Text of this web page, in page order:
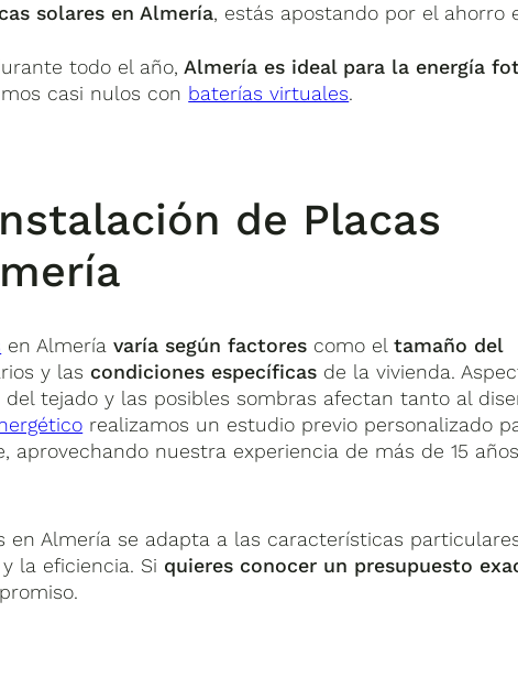
solares en Almería, estás apostando por el ahorro
todo el año, Almería es ideal para la energía
casi nulos con baterías virtuales.
de Placas
en Almeríavaría según factores como eltamaño del
y las condiciones específicas de la vivienda.
tejado y las posibles sombras afectan tanto al
realizamos un estudio previo personalizado
aprovechando nuestra experiencia de más de 15
en Almería se adapta a las características
la eficiencia. Si quieres conocer un presupuesto